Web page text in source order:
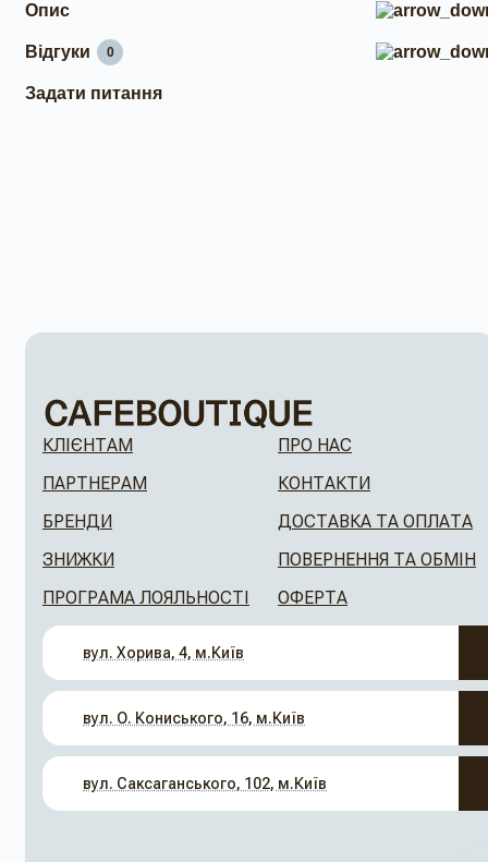
Опис
Відгуки 0
Задати питання
КЛІЄНТАМ
ПАРТНЕРАМ
БРЕНДИ
ЗНИЖКИ
ПРОГРАМА ЛОЯЛЬНОСТІ
ПРО НАС
КОНТАКТИ
ДОСТАВКА ТА ОПЛАТА
ПОВЕРНЕННЯ ТА ОБМІН
ОФЕРТА
вул. Хорива, 4, м.Київ
вул. О. Кониського, 16, м.Київ
вул. Саксаганського, 102, м.Київ